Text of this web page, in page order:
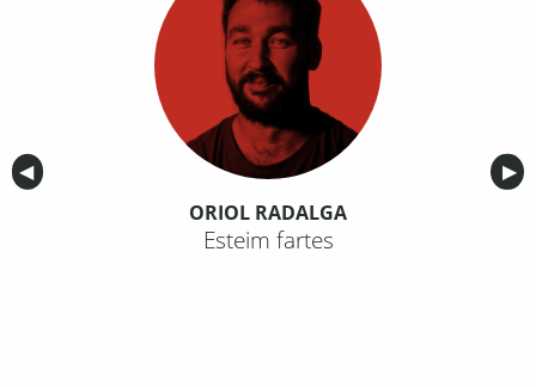
Anterior
◀︎ ▶︎
ORIOL RADALGA
Esteim fartes